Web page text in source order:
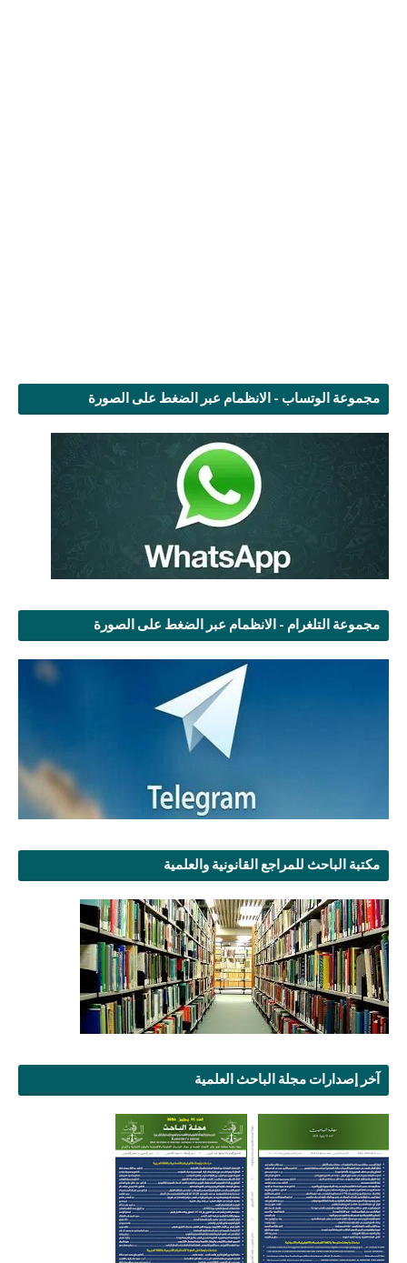
مجموعة الوتساب - الانظمام عبر الضغط على الصورة
مجموعة التلغرام - الانظمام عبر الضغط على الصورة
مكتبة الباحث للمراجع القانونية والعلمية
آخر إصدارات مجلة الباحث العلمية